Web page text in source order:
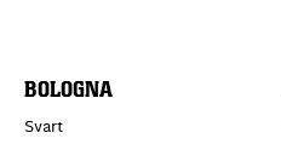
BOLOGNA
Svart